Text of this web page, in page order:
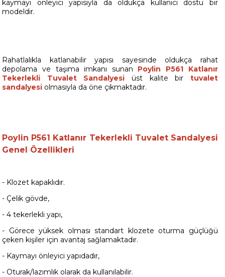
kaymayı önleyici yapısıyla da oldukça kullanıcı dostu bir
modeldir.
Rahatlalıkla katlanabilir yapısı sayesinde oldukça rahat
depolama ve taşıma imkanı sunan Poylin P561 Katlanır
Tekerlekli Tuvalet Sandalyesi üst kalite bir tuvalet
sandalyesi olmasıyla da öne çıkmaktadır.
Poylin P561 Katlanır Tekerlekli Tuvalet Sandalyesi
Genel Özellikleri
- Klozet kapaklıdır.
- Çelik gövde,
- 4 tekerlekli yapı,
- Görece yüksek olması standart klozete oturma güçlüğü
çeken kişiler için avantaj sağlamaktadır.
- Kaymayı önleyici yapıdadır,
- Oturak/lazımlık olarak da kullanılabilir.